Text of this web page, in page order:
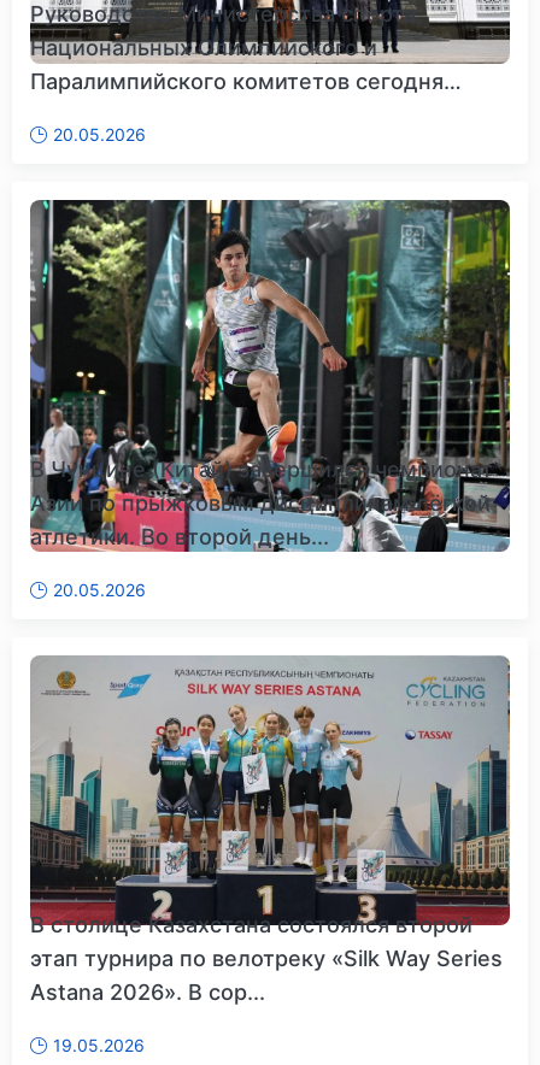
Руководство Министерства спорта,
Национальных Олимпийского и
Паралимпийского комитетов сегодня
20.05.2026
В Чунцине (Китай) завершился чемпионат
Азии по прыжковым дисциплинам лёгкой
атлетики. Во второй день...
20.05.2026
В столице Казахстана состоялся второй
этап турнира по велотреку «Silk Way Series
Astana 2026». В сор...
19.05.2026